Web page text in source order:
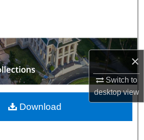
×
Switch to
desktopview
Collections
My Account
About
Commons Network™
Download